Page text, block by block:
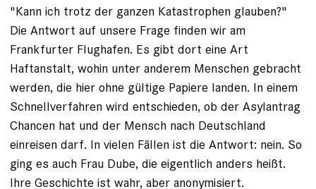
"Kann ich trotz der ganzen Katastrophen glauben?"
Die Antwort auf ­unsere Frage finden wir am
Frankfurter Flug­hafen. Es gibt dort eine Art
Haftanstalt, wohin unter anderem Menschen gebracht
werden, die hier ­ohne gültige Papiere landen. In einem
Schnellverfahren wird entschieden, ob der Asylantrag
Chancen hat und der Mensch nach Deutschland
einreisen darf. In vielen Fällen ist die Antwort: nein. So
ging es auch Frau Dube, die eigentlich anders heißt.
Ihre Geschichte ist wahr, aber anonymisiert.